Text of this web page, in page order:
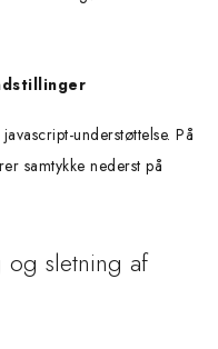
understøttelse. På
samtykke nederst på
sletning af